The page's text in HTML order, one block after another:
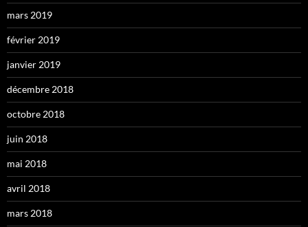
mars 2019
février 2019
janvier 2019
décembre 2018
octobre 2018
juin 2018
mai 2018
avril 2018
mars 2018